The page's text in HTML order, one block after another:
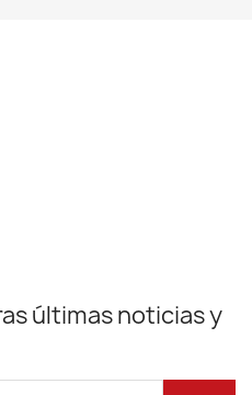
últimas noticias y